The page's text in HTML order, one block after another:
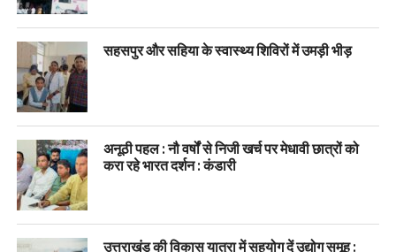
सहसपुर और सहिया के स्वास्थ्य शिविरों में उमड़ी भीड़
अनूठी पहल : नौ वर्षों से निजी खर्च पर मेधावी छात्रों को
करा रहे भारत दर्शन : कंडारी
उत्तराखंड की विकास यात्रा में सहयोग दें उद्योग समूह :